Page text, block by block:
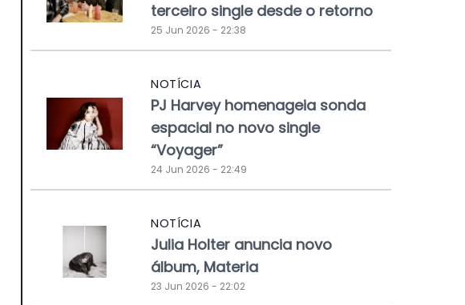
terceiro single desde o retorno
25 Jun 2026 - 22:38
NOTÍCIA
PJ Harvey homenageia sonda
espacial no novo single
“Voyager”
24 Jun 2026 - 22:49
NOTÍCIA
Julia Holter anuncia novo
álbum, Materia
23 Jun 2026 - 22:02